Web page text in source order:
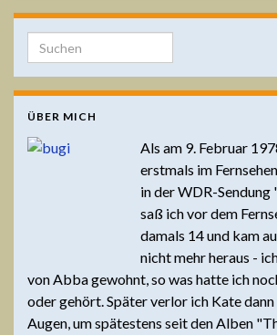
Search for:
ÜBER MICH
Als am 9. Februar
erstmals im
in der WDR-
saß ich vor dem
damals 14 und kam
nicht mehr heraus -
von Abba gewohnt, so was hatte ich
oder gehört. Später verlor ich Kate dann
Augen, um spätestens seit den Alben